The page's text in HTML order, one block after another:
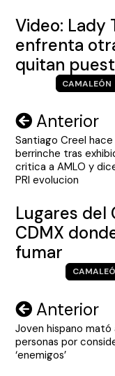
Video: Lady
enfrenta
quitan
CAMALEÓN
Navegación
de
entradas
Anterior
Santiago Creel hace
berrinche tras
critica a AMLO y
PRI evolucion
Lugares del
CDMX
fumar
Navegación
de
entradas
Anterior
Joven hispano
personas por
‘enemigos’